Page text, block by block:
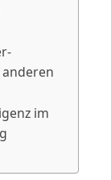
im